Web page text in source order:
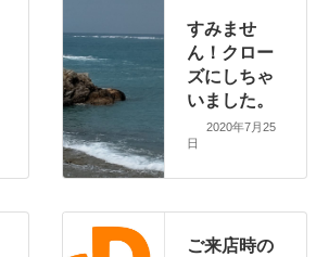
すみませ
ん！クロー
ズにしちゃ
いました。
2020年7月25
日
ご来店時の